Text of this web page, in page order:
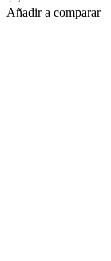
Añadir a comparar